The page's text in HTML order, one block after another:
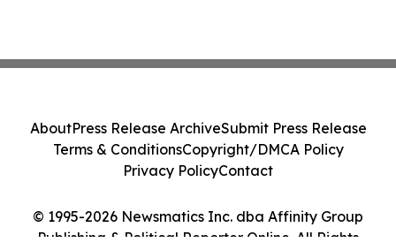
© 1995-2026 Newsmatics Inc. dba Affinity Group
Publishing & Political Reporter Online. All Rights
AboutPress Release ArchiveSubmit Press Release
Terms & ConditionsCopyright/DMCA Policy
Privacy PolicyContact